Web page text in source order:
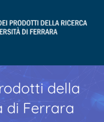
della
di Ferrara